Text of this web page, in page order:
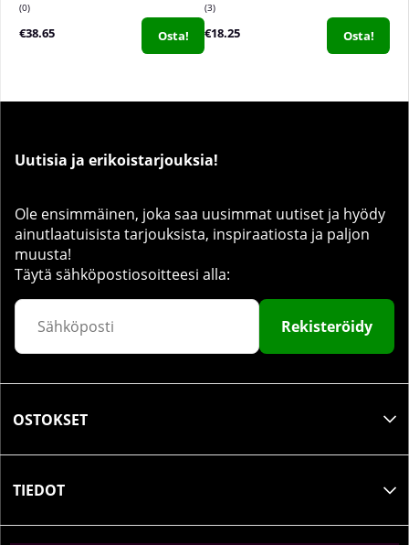
0
€38.65 Osta!
3
€18.25 Osta!
Uutisia ja erikoistarjouksia!
Ole ensimmäinen, joka saa uusimmat uutiset ja hyödy
ainutlaatuisista tarjouksista, inspiraatiosta ja paljon
muusta!
Täytä sähköpostiosoitteesi alla:
Rekisteröidy
OSTOKSET
TIEDOT